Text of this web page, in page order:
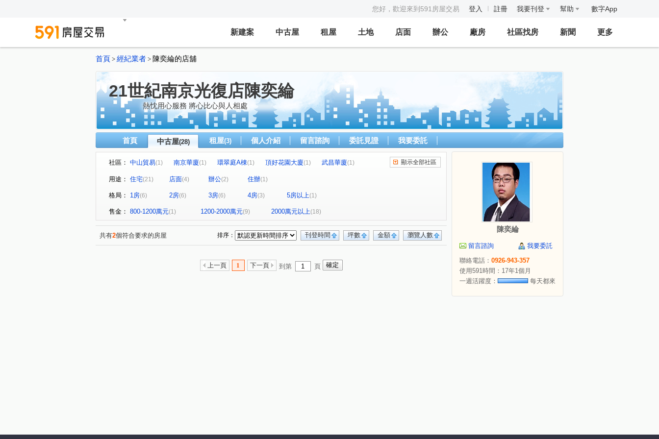
您好，歡迎來到591房屋交易 登入 註冊 我要刊登 幫助 數字App
新建案 中古屋 租屋 土地 店面 辦公 廠房 社區找房 新聞 更多
首頁 > 經紀業者 > 陳奕綸的店舖
21世紀南京光復店陳奕綸
熱忱用心服務 將心比心與人相處
首頁 中古屋(28) 租屋(3) 個人介紹 留言諮詢 委託見證 我要委託
社區： 中山貿易(1) 南京華廈(1) 環翠庭A棟(1) 頂好花園大廈(1) 武昌華廈(1)
都市遊俠大廈 (1) 河畔生活家 (1) 南京新貴
Me時代 時代金融廣場大樓(1) 富湟第二大廈 大稻埕華廈
江(1) 京華富邑大廈 民族東路(1) 南京東路五段(3) 八德路三段
忠孝東路四段(1) 南京東路四段(2) 和興路(1) 八德路四段(3) 三民路(1)
吉林路(1) 信義路二段(1) 長安東路一段(1) 福德北路
北深路三段(2) 建成路(1) 民權東路三段(1) 永貞路(1) 民享街(1)
顯示全部社區
用途： 住宅(21) 店面(4) 辦公(2) 住辦(1)
格局： 1房(6) 2房(6) 3房(6) 4房(3) 5房以上(1)
售金： 800-1200萬元(1) 1200-2000萬元(9) 2000萬元以上(18)
共有2個符合要求的房屋 瀏覽人數
金額
坪數
刊登時間
排序：
上一頁 1 下一頁 到第 頁
陳奕綸
留言諮詢
我要委託
聯絡電話： 0926-943-357
使用591時間：17年1個月
一週活躍度：
每天都來